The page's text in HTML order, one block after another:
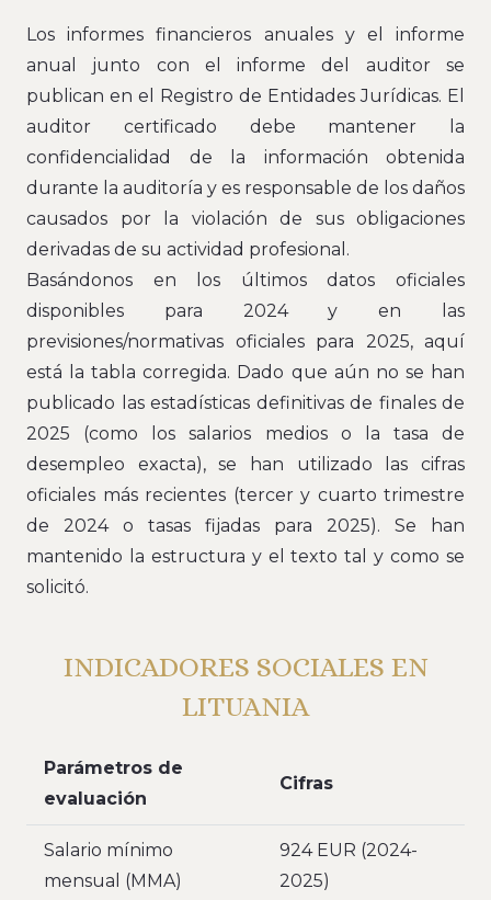
Los informes financieros anuales y el informe
anual junto con el informe del auditor se
publican en el Registro de Entidades Jurídicas. El
auditor certificado debe mantener la
confidencialidad de la información obtenida
durante la auditoría y es responsable de los daños
causados por la violación de sus obligaciones
derivadas de su actividad profesional.
Basándonos en los últimos datos oficiales
disponibles para 2024 y en las
previsiones/normativas oficiales para 2025, aquí
está la tabla corregida. Dado que aún no se han
publicado las estadísticas definitivas de finales de
2025 (como los salarios medios o la tasa de
desempleo exacta), se han utilizado las cifras
oficiales más recientes (tercer y cuarto trimestre
de 2024 o tasas fijadas para 2025). Se han
mantenido la estructura y el texto tal y como se
solicitó.
INDICADORES SOCIALES EN
LITUANIA
Parámetros de
evaluación
Cifras
Salario mínimo
mensual (MMA)
924 EUR (2024-
2025)